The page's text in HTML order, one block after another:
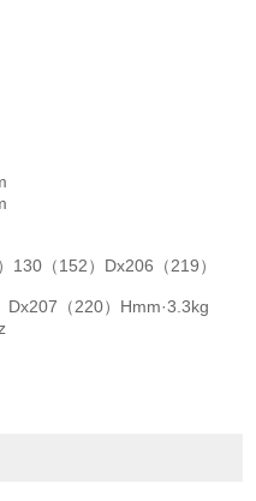
（152）Dx206（219）
（220）Hmm·3.3kg